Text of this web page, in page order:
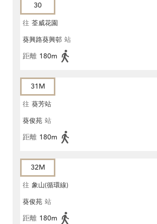
30
往 荃威花園
葵興路葵興邨 站
距離 180m
31M
往 葵芳站
葵俊苑 站
距離 180m
32M
往 象山(循環線)
葵俊苑 站
距離 180m